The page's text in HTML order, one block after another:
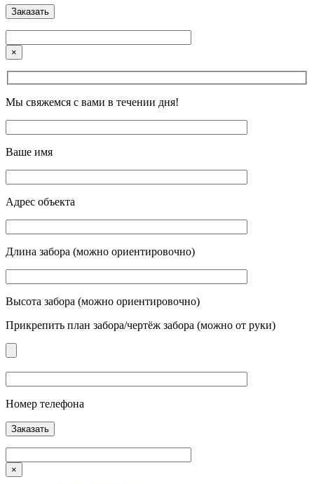
×
Мы свяжемся с вами в течении дня!
Ваше имя
Адрес объекта
Длина забора (можно ориентировочно)
Высота забора (можно ориентировочно)
Прикрепить план забора/чертёж забора (можно от руки)
Номер телефона
×